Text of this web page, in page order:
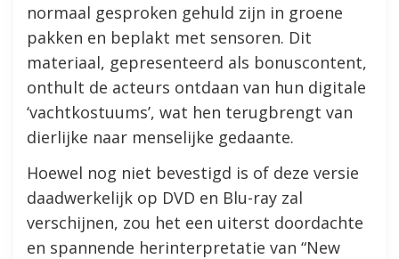
normaal gesproken gehuld zijn in groene
pakken en beplakt met sensoren. Dit
materiaal, gepresenteerd als bonuscontent,
onthult de acteurs ontdaan van hun digitale
‘vachtkostuums’, wat hen terugbrengt van
dierlijke naar menselijke gedaante.
Hoewel nog niet bevestigd is of deze versie
daadwerkelijk op DVD en Blu-ray zal
verschijnen, zou het een uiterst doordachte
en spannende herinterpretatie van “New